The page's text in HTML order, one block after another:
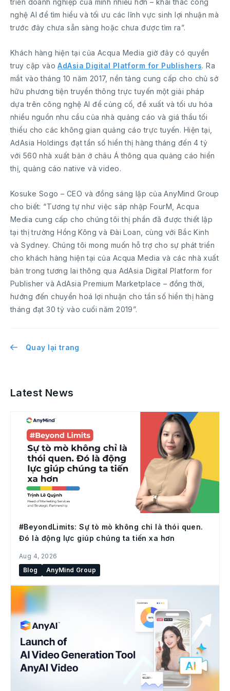
triển doanh nghiệp của mình nhiều hơn – khai thác công
nghệ AI để tìm hiểu và tối ưu các lĩnh vực sinh lợi nhuận mà
trước đây chưa sẵn sàng hoặc chưa được tìm ra”.
Khách hàng hiện tại của Acqua Media giờ đây có quyền
truy cập vàoAdAsia Digital Platform for Publishers. Ra
mắt vào tháng 10 năm 2017, nền tảng cung cấp cho chủ sở
hữu phương tiện truyền thông trực tuyến một giải pháp
dựa trên công nghệ AI để củng cố, đề xuất và tối ưu hóa
nhiều nguồn nhu cầu của nhà quảng cáo và giá thầu tối
thiểu cho các không gian quảng cáo trực tuyến. Hiện tại,
AdAsia Holdings đạt tần số hiển thị hàng tháng đến 4 tỷ
với 560 nhà xuất bản ở châu Á thông qua quảng cáo hiển
thị, quảng cáo native và video.
Kosuke Sogo – CEO và đồng sáng lập của AnyMind Group
cho biết: “Tương tự như việc sáp nhập FourM, Acqua
Media cung cấp cho chúng tôi thị phần đã được thiết lập
tại thị trường Hồng Kông và Đài Loan, cùng với Bắc Kinh
và Sydney. Chúng tôi mong muốn hỗ trợ cho sự phát triển
cho khách hàng hiện tại của Acqua Media và các nhà xuất
bản trong tương lai thông qua AdAsia Digital Platform for
Publisher và AdAsia Premium Marketplace – đồng thời,
hướng đến chuyển hoá lợi nhuận cho tần số hiển thị hàng
tháng đạt 30 tỷ vào cuối năm 2019”.
Quay lại trang
Latest News
#BeyondLimits: Sự tò mò không chỉ là thói quen.
Đó là động lực giúp chúng ta tiến xa hơn
Aug 4, 2026
Blog
AnyMind Group